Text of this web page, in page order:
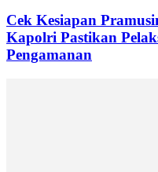
Cek Kesiapan
Kapolri Pastikan
Pengamanan